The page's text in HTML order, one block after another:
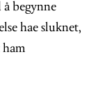
begynne
hae sluknet,